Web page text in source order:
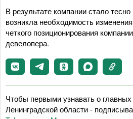
В результате компании стало
возникла необходимость
четкого позиционирования
девелопера.
Чтобы первыми узнавать о
Ленинградской области -